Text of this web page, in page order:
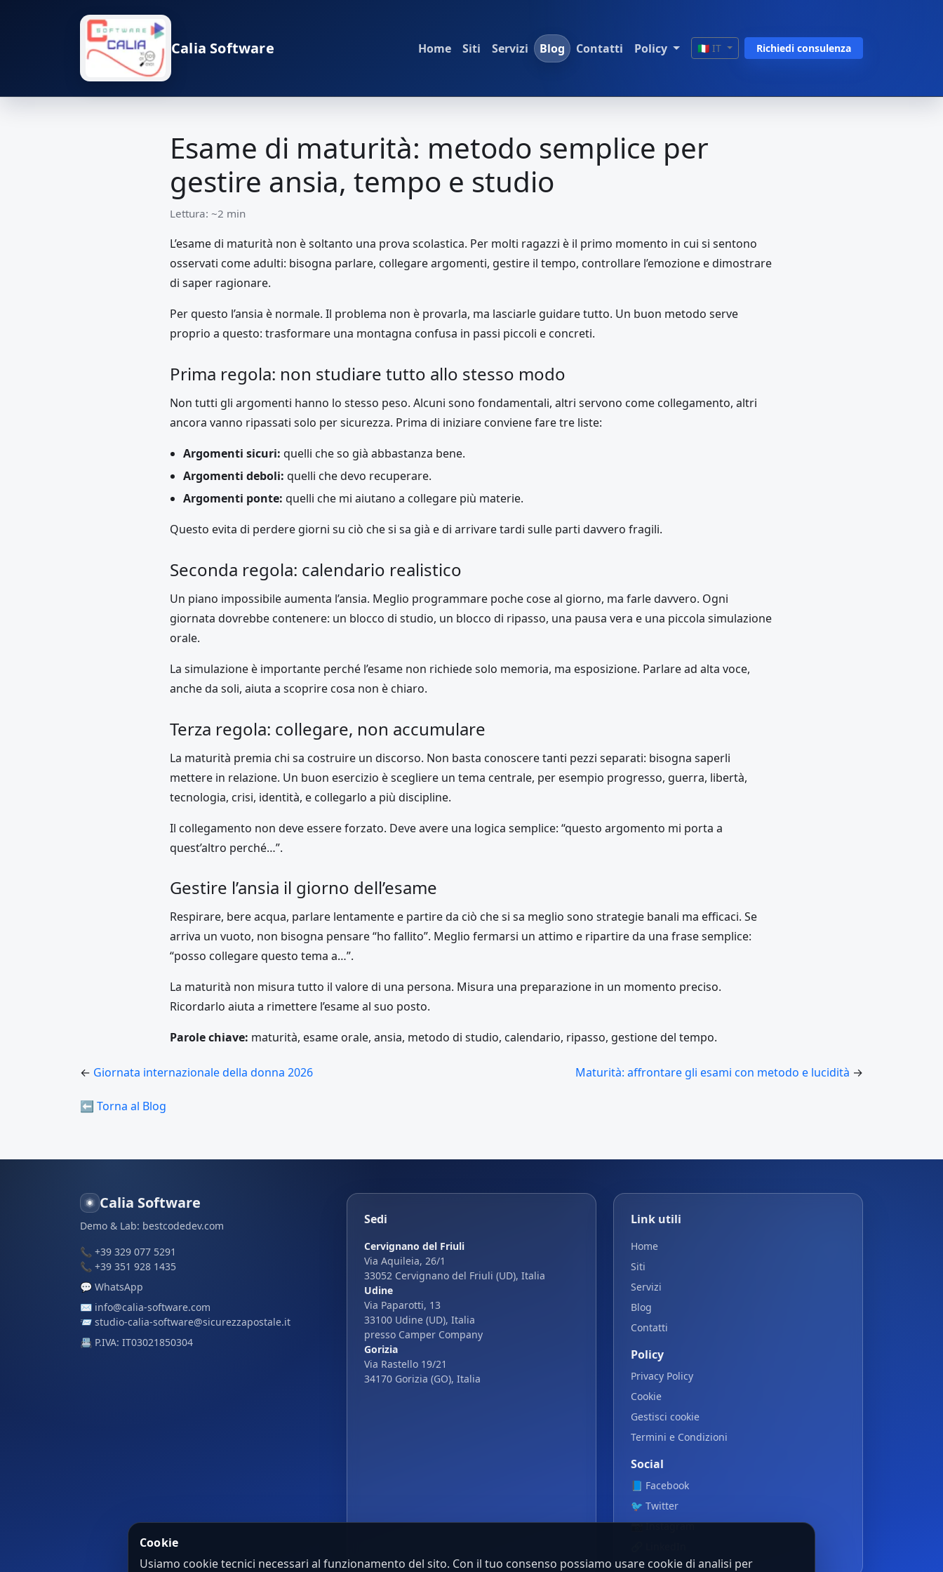
Calia Software Home Siti Servizi Blog Contatti Policy 🇮🇹 IT Richiedi consulenza
Esame di maturità: metodo semplice per
gestire ansia, tempo e studio
Lettura: ~2 min
L’esame di maturità non è soltanto una prova scolastica. Per molti ragazzi è il primo momento in cui si sentono
osservati come adulti: bisogna parlare, collegare argomenti, gestire il tempo, controllare l’emozione e dimostrare
di saper ragionare.
Per questo l’ansia è normale. Il problema non è provarla, ma lasciarle guidare tutto. Un buon metodo serve
proprio a questo: trasformare una montagna confusa in passi piccoli e concreti.
Prima regola: non studiare tutto allo stesso modo
Non tutti gli argomenti hanno lo stesso peso. Alcuni sono fondamentali, altri servono come collegamento, altri
ancora vanno ripassati solo per sicurezza. Prima di iniziare conviene fare tre liste:
Argomenti sicuri: quelli che so già abbastanza bene.
Argomenti deboli: quelli che devo recuperare.
Argomenti ponte: quelli che mi aiutano a collegare più materie.
Questo evita di perdere giorni su ciò che si sa già e di arrivare tardi sulle parti davvero fragili.
Seconda regola: calendario realistico
Un piano impossibile aumenta l’ansia. Meglio programmare poche cose al giorno, ma farle davvero. Ogni
giornata dovrebbe contenere: un blocco di studio, un blocco di ripasso, una pausa vera e una piccola simulazione
orale.
La simulazione è importante perché l’esame non richiede solo memoria, ma esposizione. Parlare ad alta voce,
anche da soli, aiuta a scoprire cosa non è chiaro.
Terza regola: collegare, non accumulare
La maturità premia chi sa costruire un discorso. Non basta conoscere tanti pezzi separati: bisogna saperli
mettere in relazione. Un buon esercizio è scegliere un tema centrale, per esempio progresso, guerra, libertà,
tecnologia, crisi, identità, e collegarlo a più discipline.
Il collegamento non deve essere forzato. Deve avere una logica semplice: “questo argomento mi porta a
quest’altro perché…”.
Gestire l’ansia il giorno dell’esame
Respirare, bere acqua, parlare lentamente e partire da ciò che si sa meglio sono strategie banali ma efficaci. Se
arriva un vuoto, non bisogna pensare “ho fallito”. Meglio fermarsi un attimo e ripartire da una frase semplice:
“posso collegare questo tema a…”.
La maturità non misura tutto il valore di una persona. Misura una preparazione in un momento preciso.
Ricordarlo aiuta a rimettere l’esame al suo posto.
Parole chiave: maturità, esame orale, ansia, metodo di studio, calendario, ripasso, gestione del tempo.
← Giornata internazionale della donna 2026 Maturità: affrontare gli esami con metodo e lucidità →
⬅ Torna al Blog
Calia Software
Demo & Lab: bestcodedev.com
📞 +39 329 077 5291
📞 +39 351 928 1435
💬 WhatsApp
✉️ info@calia-software.com
📨 studio-calia-software@sicurezzapostale.it
📇 P.IVA: IT03021850304
Sedi
Cervignano del Friuli
Via Aquileia, 26/1
33052 Cervignano del Friuli (UD), Italia
Udine
Via Paparotti, 13
33100 Udine (UD), Italia
presso Camper Company
Gorizia
Via Rastello 19/21
34170 Gorizia (GO), Italia
Link utili
Home
Siti
Servizi
Blog
Contatti
Policy
Privacy Policy
Cookie
Gestisci cookie
Termini e Condizioni
Social
📘 Facebook
🐦 Twitter
📷Instagram
Cookie
Usiamo cookie tecnici necessari al funzionamento del sito. Con il tuo consenso possiamo usare cookie di analisi per